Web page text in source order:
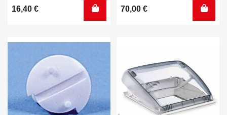
16,40 € 70,00 €